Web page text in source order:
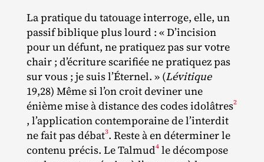
La pratique du tatouage interroge, elle, un
passif biblique plus lourd : « D’incision
pour un défunt, ne pratiquez pas sur votre
chair ; d’écriture scarifiée ne pratiquez pas
sur vous ; je suis l’Éternel. » (Lévitique
19,28) Même si l’on croit deviner une
énième mise à distance des codes idolâtres2
, l’application contemporaine de l’interdit
ne fait pas débat3. Reste à en déterminer le
contenu précis. Le Talmud4le décompose